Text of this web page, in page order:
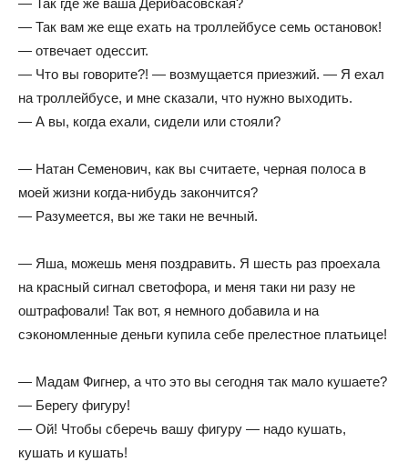
— Так где же ваша Дерибасовская?
— Так вам же еще ехать на троллейбусе семь остановок!
— отвечает одессит.
— Что вы говорите?! — возмущается приезжий. — Я ехал
на троллейбусе, и мне сказали, что нужно выходить.
— А вы, когда ехали, сидели или стояли?
— Натан Семенович, как вы считаете, черная полоса в
моей жизни когда-нибудь закончится?
— Разумеется, вы же таки не вечный.
— Яша, можешь меня поздравить. Я шесть раз проехала
на красный сигнал светофора, и меня таки ни разу не
оштрафовали! Так вот, я немного добавила и на
сэкономленные деньги купила себе прелестное платьице!
— Мадам Фигнер, а что это вы сегодня так мало кушаете?
— Берегу фигуру!
— Ой! Чтобы сберечь вашу фигуру — надо кушать,
кушать и кушать!